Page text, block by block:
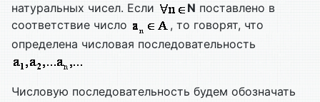
натуральных чисел. Если
N поставлено в
соответствие число
, то говорят, что
определена числовая последовательность
Числовую последовательность будем обозначать